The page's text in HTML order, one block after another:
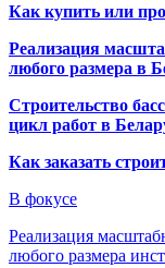
Как купить или
Реализация
любого размера в
Строительство
цикл работ в
Как заказать
В фокусе
Реализация
любого размера